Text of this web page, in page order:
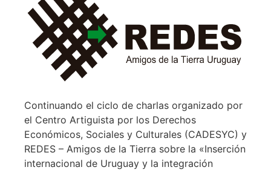
Continuando el ciclo de charlas organizado por
el Centro Artiguista por los Derechos
Económicos, Sociales y Culturales (CADESYC) y
REDES – Amigos de la Tierra sobre la «Inserción
internacional de Uruguay y la integración